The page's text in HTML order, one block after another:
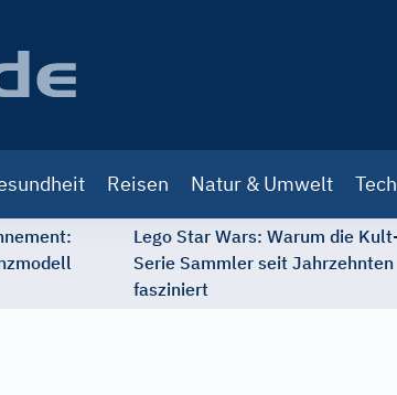
Reisen Natur & Umwelt
Lego Star Wars: Warum die
Serie Sammler seit Jahrzehnten
fasziniert